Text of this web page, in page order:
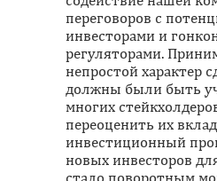
переговоров с
инвесторами и
регуляторами.
непростой характер
должны были быть
многих
переоценить их
инвестиционный
новых инвесторов
стало поворотным